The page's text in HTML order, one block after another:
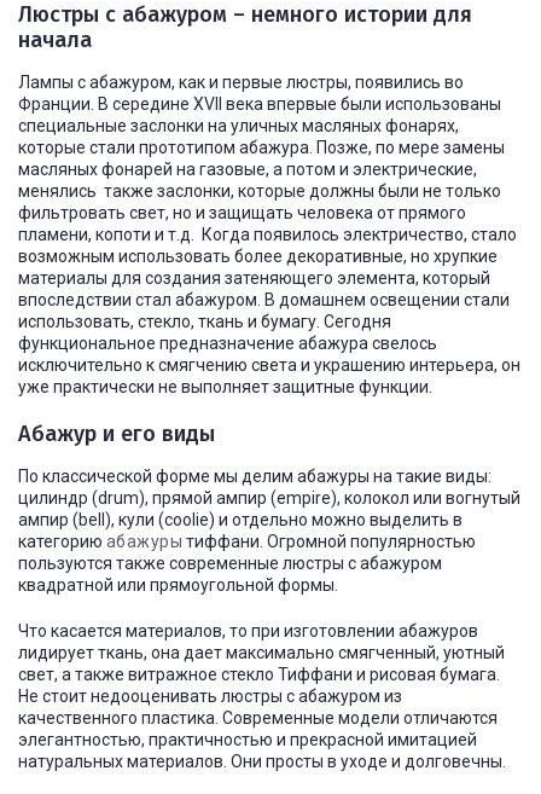
Люстры с абажуром – немного истории для
начала
Лампы с абажуром, как и первые люстры, появились во
Франции. В середине XVII века впервые были использованы
специальные заслонки на уличных масляных фонарях,
которые стали прототипом абажура. Позже, по мере замены
масляных фонарей на газовые, а потом и электрические,
менялись также заслонки, которые должны были не только
фильтровать свет, но и защищать человека от прямого
пламени, копоти и т.д. Когда появилось электричество, стало
возможным использовать более декоративные, но хрупкие
материалы для создания затеняющего элемента, который
впоследствии стал абажуром. В домашнем освещении стали
использовать, стекло, ткань и бумагу. Сегодня
функциональное предназначение абажура свелось
исключительно к смягчению света и украшению интерьера, он
уже практически не выполняет защитные функции.
Абажур и его виды
По классической форме мы делим абажуры на такие виды:
цилиндр (drum), прямой ампир (empire), колокол или вогнутый
ампир (bell), кули (coolie) и отдельно можно выделить в
категорию абажуры тиффани. Огромной популярностью
пользуются также современные люстры с абажуром
квадратной или прямоугольной формы.
Что касается материалов, то при изготовлении абажуров
лидирует ткань, она дает максимально смягченный, уютный
свет, а также витражное стекло Тиффани и рисовая бумага.
Не стоит недооценивать люстры с абажуром из
качественного пластика. Современные модели отличаются
элегантностью, практичностью и прекрасной имитацией
натуральных материалов. Они просты в уходе и долговечны.